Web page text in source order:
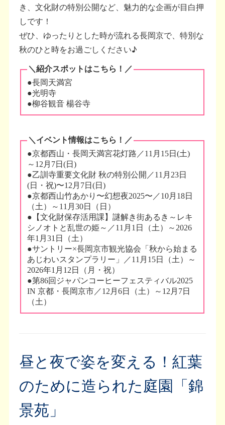
き、文化財の特別公開など、魅力的な企画が目白押
しです！
ぜひ、ゆったりとした時が流れる長岡京で、特別な
秋のひと時をお過ごしください♪
昼と夜で姿を変える！紅葉
のために造られた庭園「錦
景苑」